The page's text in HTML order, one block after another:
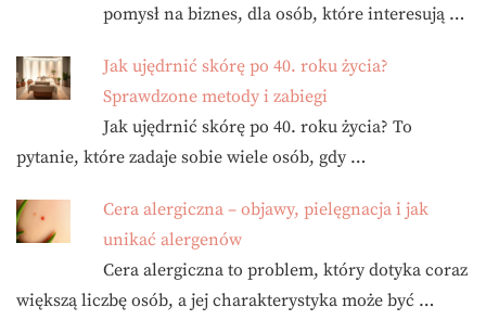
pomysł na biznes, dla osób, które interesują …
Jak ujędrnić skórę po 40. roku życia?
Sprawdzone metody i zabiegi
Jak ujędrnić skórę po 40. roku życia? To
pytanie, które zadaje sobie wiele osób, gdy …
Cera alergiczna – objawy, pielęgnacja i jak
unikać alergenów
Cera alergiczna to problem, który dotyka coraz
większą liczbę osób, a jej charakterystyka może być …